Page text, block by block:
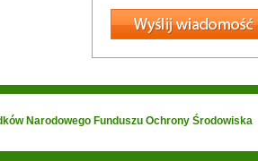
Wyślij
Narodowego Funduszu Ochrony Środowiska